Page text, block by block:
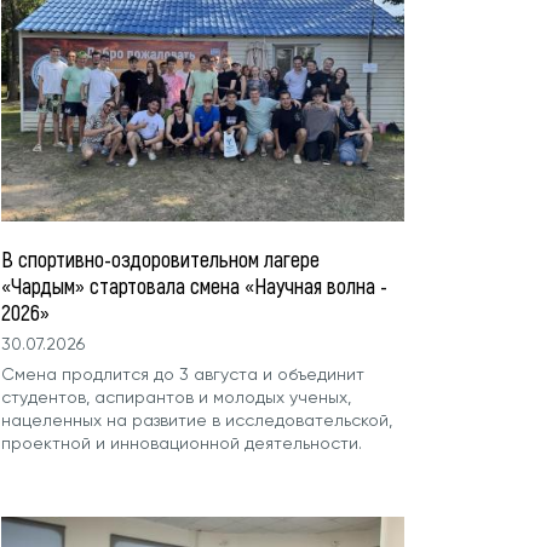
В спортивно-оздоровительном лагере
«Чардым» стартовала смена «Научная волна -
2026»
30.07.2026
Смена продлится до 3 августа и объединит
студентов, аспирантов и молодых ученых,
нацеленных на развитие в исследовательской,
проектной и инновационной деятельности.